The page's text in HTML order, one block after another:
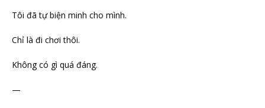
Tôi đã tự biện minh cho mình.
Chỉ là đi chơi thôi.
Không có gì quá đáng.
—